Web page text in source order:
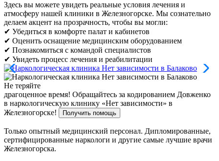
Здесь вы можете увидеть реальные условия лечения и
атмосферу нашей клиники в Железногорске. Мы сознательно
делаем акцент на прозрачность, чтобы вы могли:
✔ Убедиться в комфорте палат и кабинетов
✔ Оценить оснащение медицинским оборудованием
✔ Познакомиться с командой специалистов
✔ Увидеть процесс лечения и реабилитации
Не теряйте
драгоценное время! Обращайтесь за кодированием Довженко
в наркологическую клинику «Нет зависимости» в
Железногорске!
Получить помощь
Только опытный медицинский персонал. Дипломированные,
сертифицированные наркологи и другие самые лучшие врачи
Железногорска.